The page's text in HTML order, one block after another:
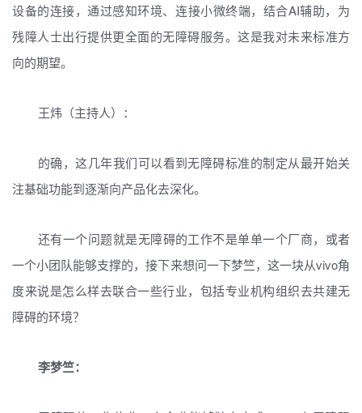
设备的连接，通过感知环境、连接小微终端，结合AI辅助，为
残障人士出行提供更全面的无障碍服务。这是我对未来标准方
向的期望。
王炜（主持人）：
的确，这几年我们可以看到无障碍标准的制定从最开始关
注基础功能到逐渐向产品化去深化。
还有一个问题就是无障碍的工作不是单单一个厂商，或者
一个小团队能够支撑的，接下来想问一下梦竺，这一块从vivo角
度来说是怎么样去联合一些行业，包括专业机构组织去共建无
障碍的环境？
李梦竺：